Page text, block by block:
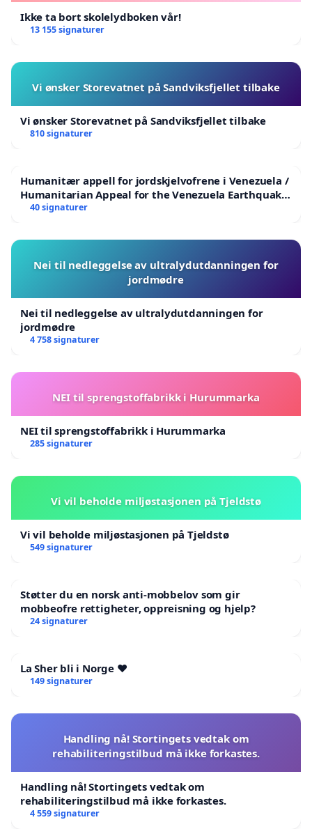
Ikke ta bort skolelydboken vår!
13 155 signaturer
Vi ønsker Storevatnet på Sandviksfjellet tilbake
Vi ønsker Storevatnet på Sandviksfjellet tilbake
810 signaturer
Humanitær appell for jordskjelvofrene i Venezuela /
Humanitarian Appeal for the Venezuela Earthquake
Victims
40 signaturer
Nei til nedleggelse av ultralydutdanningen for
jordmødre
Nei til nedleggelse av ultralydutdanningen for
jordmødre
4 758 signaturer
NEI til sprengstoffabrikk i Hurummarka
NEI til sprengstoffabrikk i Hurummarka
285 signaturer
Vi vil beholde miljøstasjonen på Tjeldstø
Vi vil beholde miljøstasjonen på Tjeldstø
549 signaturer
Støtter du en norsk anti-mobbelov som gir
mobbeofre rettigheter, oppreisning og hjelp?
24 signaturer
La Sher bli i Norge ❤️
149 signaturer
Handling nå! Stortingets vedtak om
rehabiliteringstilbud må ikke forkastes.
Handling nå! Stortingets vedtak om
rehabiliteringstilbud må ikke forkastes.
4 559 signaturer